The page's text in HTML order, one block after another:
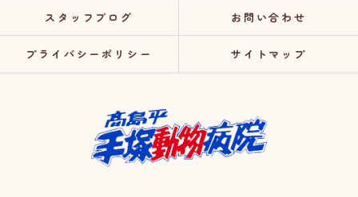
スタッフブログ お問い合わせ
プライバシーポリシー サイトマップ